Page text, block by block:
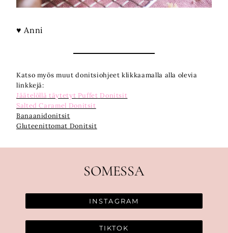
♥ Anni
Katso myös muut donitsiohjeet klikkaamalla alla olevia
linkkejä:
Jäätelöllä täytetyt Puffet Donitsit
Salted Caramel Donitsit
Banaanidonitsit
Gluteenittomat Donitsit
SOMESSA
INSTAGRAM
TIKTOK